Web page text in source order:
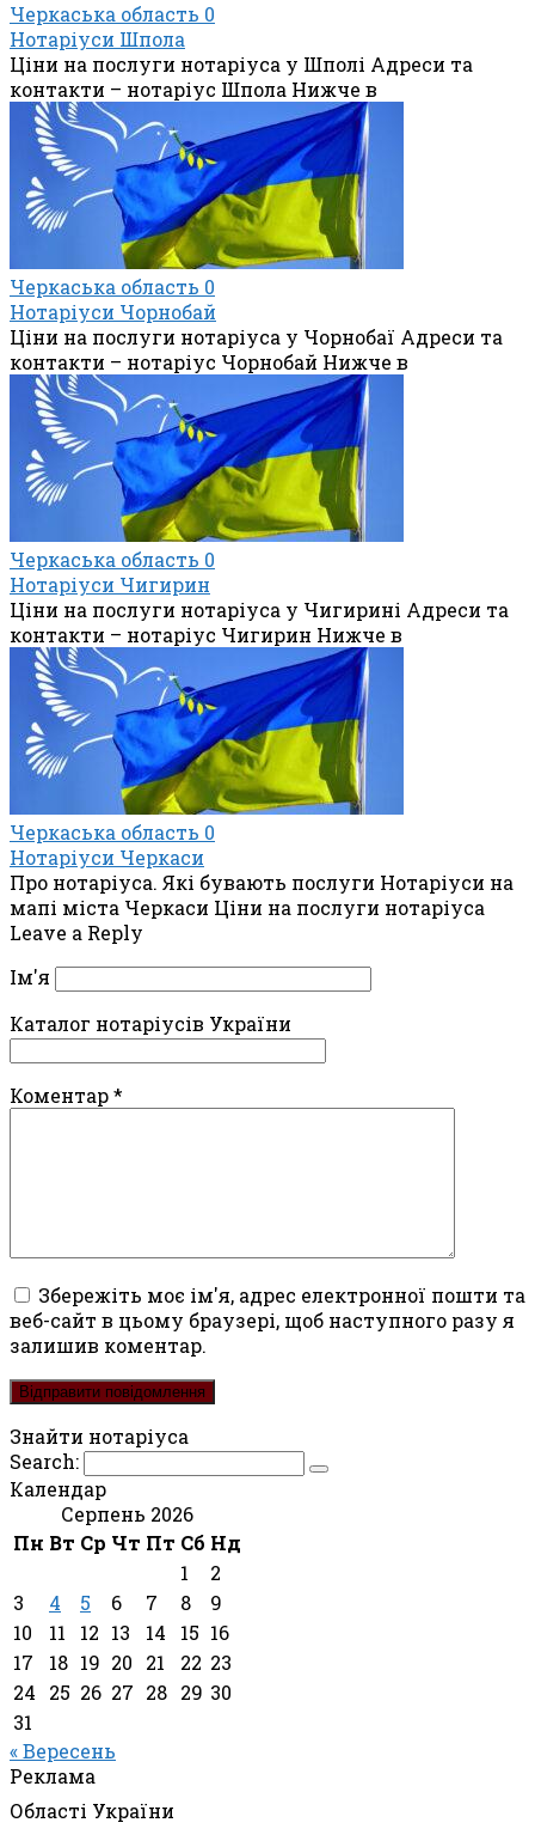
Черкаська область 0
Нотаріуси Шпола
Ціни на послуги нотаріуса у Шполі Адреси та
контакти – нотаріус Шпола Нижче в
Черкаська область 0
Нотаріуси Чорнобай
Ціни на послуги нотаріуса у Чорнобаї Адреси та
контакти – нотаріус Чорнобай Нижче в
Черкаська область 0
Нотаріуси Чигирин
Ціни на послуги нотаріуса у Чигирині Адреси та
контакти – нотаріус Чигирин Нижче в
Черкаська область 0
Нотаріуси Черкаси
Про нотаріуса. Які бувають послуги Нотаріуси на
мапі міста Черкаси Ціни на послуги нотаріуса
Leave a Reply
Ім'я
Каталог нотаріусів України
Коментар*
Збережіть моє ім'я, адрес електронної пошти та
веб-сайт в цьому браузері, щоб наступного разу я
залишив коментар.
Знайти нотаріуса
Search:
Календар
Серпень 2026
Пн Вт Ср Чт Пт Сб Нд
1
2
3
4 5 6 7 8
9
10
11 12 13 14 15 16
17
18 19 20 21 22 23
24
25 26 27 28 29 30
31
« Вересень
Реклама
Області України